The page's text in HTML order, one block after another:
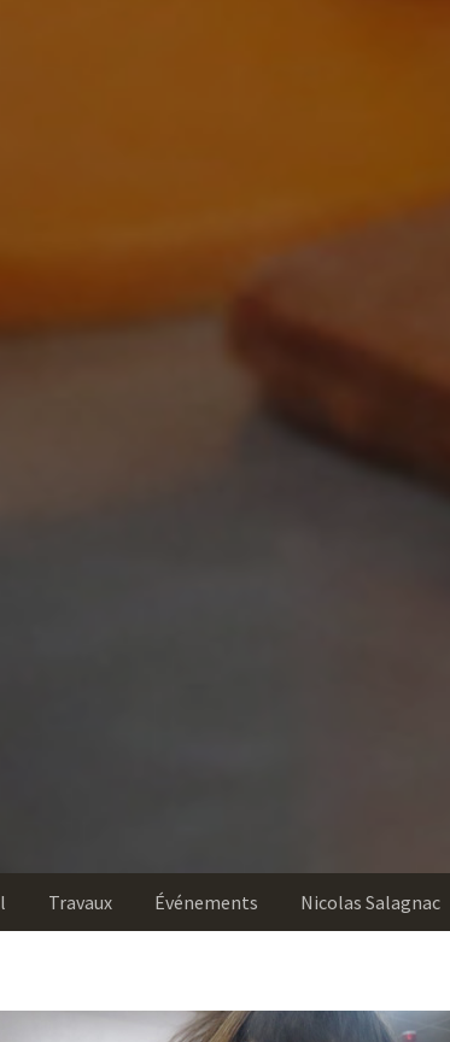
Travaux Événements Nicolas Salagnac